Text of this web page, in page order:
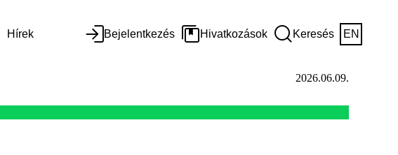
Hírek Bejelentkezés Hivatkozások Keresés EN
2026.06.09.